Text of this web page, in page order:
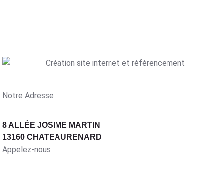
Notre Adresse
8 ALLÉE JOSIME MARTIN
13160 CHATEAURENARD
Appelez-nous